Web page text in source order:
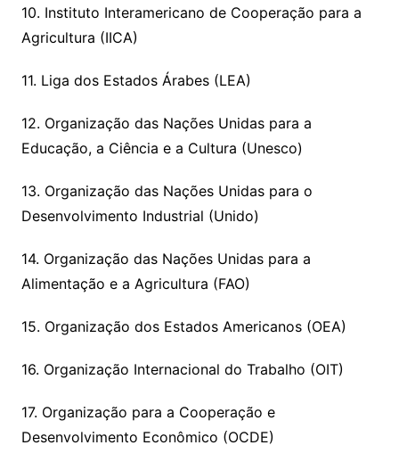
10. Instituto Interamericano de Cooperação para a
Agricultura (IICA)
11. Liga dos Estados Árabes (LEA)
12. Organização das Nações Unidas para a
Educação, a Ciência e a Cultura (Unesco)
13. Organização das Nações Unidas para o
Desenvolvimento Industrial (Unido)
14. Organização das Nações Unidas para a
Alimentação e a Agricultura (FAO)
15. Organização dos Estados Americanos (OEA)
16. Organização Internacional do Trabalho (OIT)
17. Organização para a Cooperação e
Desenvolvimento Econômico (OCDE)